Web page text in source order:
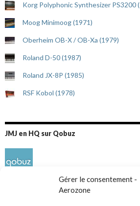
Gérer le consentement -
Aerozone
Korg Polyphonic Synthesizer PS3200
Moog Minimoog (1971)
Oberheim OB-X / OB-Xa (1979)
Roland D-50 (1987)
Roland JX-8P (1985)
RSF Kobol (1978)
JMJ en HQ sur Qobuz